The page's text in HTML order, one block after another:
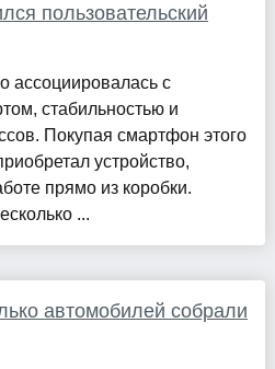
пользовательский
ассоциировалась с
стабильностью и
Покупая смартфон этого
устройство,
прямо из коробки.
...
автомобилей собрали